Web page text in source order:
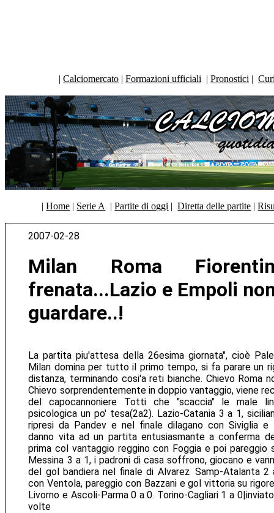
| Calciomercato | Formazioni ufficiali | Pronostici |
|Home | Serie A |Partite di oggi |Diretta delle partite |
2007-02-28
Milan Roma
frenata...Lazio e Empoli
guardare..!
La partita piu'attesa della 26esima giornata", cioè
Milan domina per tutto il primo tempo, si fa parare un
distanza, terminando cosi'a reti bianche. Chievo Roma
Chievo sorprendentemente in doppio vantaggio, viene
del capocannoniere Totti che "scaccia" le male
psicologica un po' tesa(2a2). Lazio-Catania 3 a 1,
ripresi da Pandev e nel finale dilagano con Siviglia e
danno vita ad un partita entusiasmante a conferma
prima col vantaggio reggino con Foggia e poi pareggio
Messina 3 a 1, i padroni di casa soffrono, giocano e
del gol bandiera nel finale di Alvarez. Samp-Atalanta 2
con Ventola, pareggio con Bazzani e gol vittoria su
Livorno e Ascoli-Parma 0 a 0. Torino-Cagliari 1 a
volte